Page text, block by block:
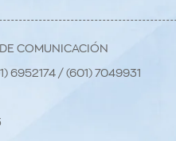
COMUNICACIÓN
6952174 / (601) 7049931